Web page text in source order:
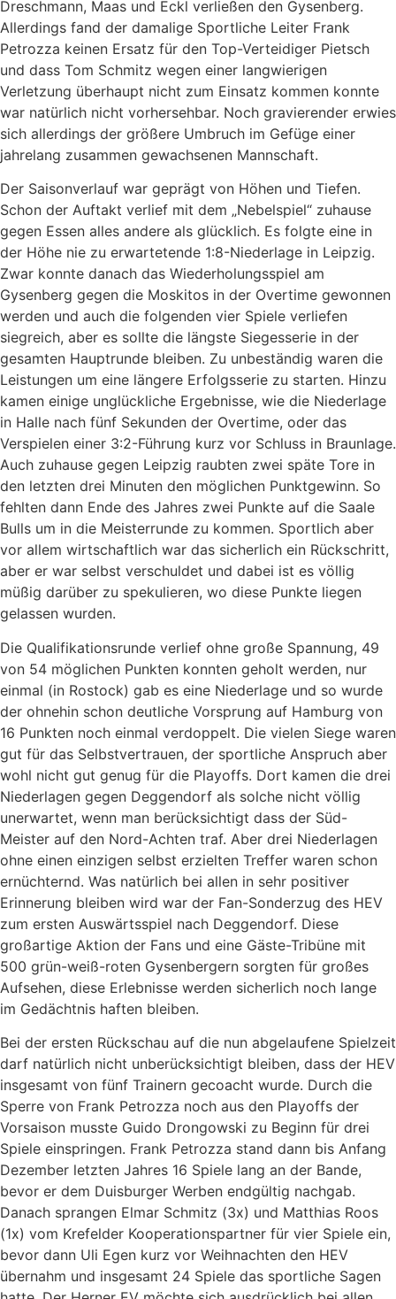
Dreschmann, Maas und Eckl verließen den Gysenberg.
Allerdings fand der damalige Sportliche Leiter Frank
Petrozza keinen Ersatz für den Top-Verteidiger Pietsch
und dass Tom Schmitz wegen einer langwierigen
Verletzung überhaupt nicht zum Einsatz kommen konnte
war natürlich nicht vorhersehbar. Noch gravierender erwies
sich allerdings der größere Umbruch im Gefüge einer
jahrelang zusammen gewachsenen Mannschaft.
Der Saisonverlauf war geprägt von Höhen und Tiefen.
Schon der Auftakt verlief mit dem „Nebelspiel“ zuhause
gegen Essen alles andere als glücklich. Es folgte eine in
der Höhe nie zu erwartetende 1:8-Niederlage in Leipzig.
Zwar konnte danach das Wiederholungsspiel am
Gysenberg gegen die Moskitos in der Overtime gewonnen
werden und auch die folgenden vier Spiele verliefen
siegreich, aber es sollte die längste Siegesserie in der
gesamten Hauptrunde bleiben. Zu unbeständig waren die
Leistungen um eine längere Erfolgsserie zu starten. Hinzu
kamen einige unglückliche Ergebnisse, wie die Niederlage
in Halle nach fünf Sekunden der Overtime, oder das
Verspielen einer 3:2-Führung kurz vor Schluss in Braunlage.
Auch zuhause gegen Leipzig raubten zwei späte Tore in
den letzten drei Minuten den möglichen Punktgewinn. So
fehlten dann Ende des Jahres zwei Punkte auf die Saale
Bulls um in die Meisterrunde zu kommen. Sportlich aber
vor allem wirtschaftlich war das sicherlich ein Rückschritt,
aber er war selbst verschuldet und dabei ist es völlig
müßig darüber zu spekulieren, wo diese Punkte liegen
gelassen wurden.
Die Qualifikationsrunde verlief ohne große Spannung, 49
von 54 möglichen Punkten konnten geholt werden, nur
einmal (in Rostock) gab es eine Niederlage und so wurde
der ohnehin schon deutliche Vorsprung auf Hamburg von
16 Punkten noch einmal verdoppelt. Die vielen Siege waren
gut für das Selbstvertrauen, der sportliche Anspruch aber
wohl nicht gut genug für die Playoffs. Dort kamen die drei
Niederlagen gegen Deggendorf als solche nicht völlig
unerwartet, wenn man berücksichtigt dass der Süd-
Meister auf den Nord-Achten traf. Aber drei Niederlagen
ohne einen einzigen selbst erzielten Treffer waren schon
ernüchternd. Was natürlich bei allen in sehr positiver
Erinnerung bleiben wird war der Fan-Sonderzug des HEV
zum ersten Auswärtsspiel nach Deggendorf. Diese
großartige Aktion der Fans und eine Gäste-Tribüne mit
500 grün-weiß-roten Gysenbergern sorgten für großes
Aufsehen, diese Erlebnisse werden sicherlich noch lange
im Gedächtnis haften bleiben.
Bei der ersten Rückschau auf die nun abgelaufene Spielzeit
darf natürlich nicht unberücksichtigt bleiben, dass der HEV
insgesamt von fünf Trainern gecoacht wurde. Durch die
Sperre von Frank Petrozza noch aus den Playoffs der
Vorsaison musste Guido Drongowski zu Beginn für drei
Spiele einspringen. Frank Petrozza stand dann bis Anfang
Dezember letzten Jahres 16 Spiele lang an der Bande,
bevor er dem Duisburger Werben endgültig nachgab.
Danach sprangen Elmar Schmitz (3x) und Matthias Roos
(1x) vom Krefelder Kooperationspartner für vier Spiele ein,
bevor dann Uli Egen kurz vor Weihnachten den HEV
übernahm und insgesamt 24 Spiele das sportliche Sagen